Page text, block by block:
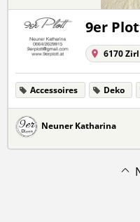
9er
6170 Zirl
Accessoires Deko
Neuner Katharina